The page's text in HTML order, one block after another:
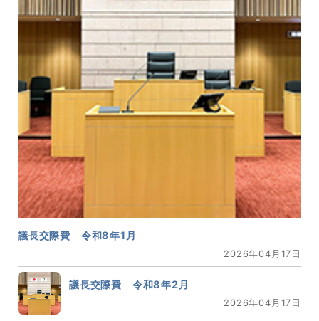
議長交際費 令和8年1月
2026年04月17日
議長交際費 令和8年2月
2026年04月17日